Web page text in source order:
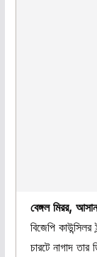
বেঙ্গল মিরর,
বিজেপি
চারটে নাগাদ